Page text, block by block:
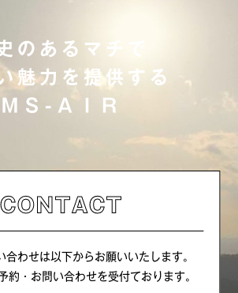
のあるマチで
魅力を提供する
ＭＳ-ＡＩＲ
CONTACT
合わせは以下からお願いいたします。
約・お問い合わせを受付ております。